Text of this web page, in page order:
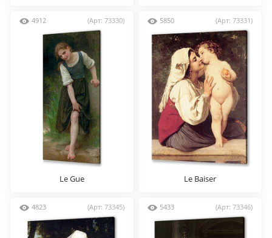
4912 (Арт: 73330)
Le Gue
5850 (Арт: 73331)
Le Baiser
4823 (Арт: 73345) 5433 (Арт: 73346)